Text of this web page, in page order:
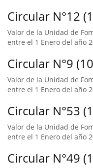
Circular N°12
Valor de la Unidad de
entre el 1 Enero del año
Circular N°9
Valor de la Unidad de
entre el 1 Enero del año
Circular N°53
Valor de la Unidad de
entre el 1 Enero del año
Circular N°49